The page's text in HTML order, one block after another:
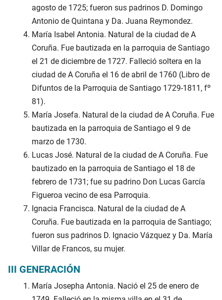
agosto de 1725; fueron sus padrinos D. Domingo
Antonio de Quintana y Da. Juana Reymondez.
María Isabel Antonia. Natural de la ciudad de A
Coruña. Fue bautizada en la parroquia de Santiago
el 21 de diciembre de 1727. Falleció soltera en la
ciudad de A Coruña el 16 de abril de 1760 (Libro de
Difuntos de la Parroquia de Santiago 1729-1811, fº
81).
María Josefa. Natural de la ciudad de A Coruña. Fue
bautizada en la parroquia de Santiago el 9 de
marzo de 1730.
Lucas José. Natural de la ciudad de A Coruña. Fue
bautizado en la parroquia de Santiago el 18 de
febrero de 1731; fue su padrino Don Lucas García
Figueroa vecino de esa Parroquia.
Ignacia Francisca. Natural de la ciudad de A
Coruña. Fue bautizada en la parroquia de Santiago;
fueron sus padrinos D. Ignacio Vázquez y Da. María
Villar de Francos, su mujer.
III GENERACIÓN
María Josepha Antonia. Nació el 25 de enero de